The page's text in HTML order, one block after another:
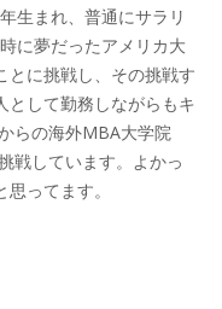
生まれ、普通にサラリ
に夢だったアメリカ大
とに挑戦し、その挑戦す
として勤務しながらもキ
らの海外MBA大学院
戦しています。よかっ
ってます。